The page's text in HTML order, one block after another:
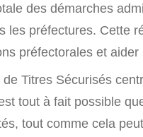
des démarches
les préfectures. Cette
préfectorales et aider
de Titres Sécurisés
tout à fait possible
tout comme cela